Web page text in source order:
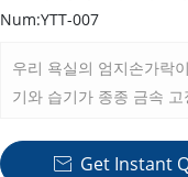
Num:YTT-007
우리 욕실의 엄지손가락
기와 습기가 종종 금속
 Get Instant